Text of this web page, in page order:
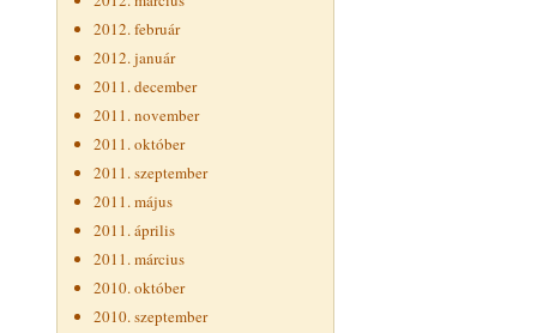
2012. február
2012. január
2011. december
2011. november
2011. október
2011. szeptember
2011. május
2011. április
2011. március
2010. október
2010. szeptember